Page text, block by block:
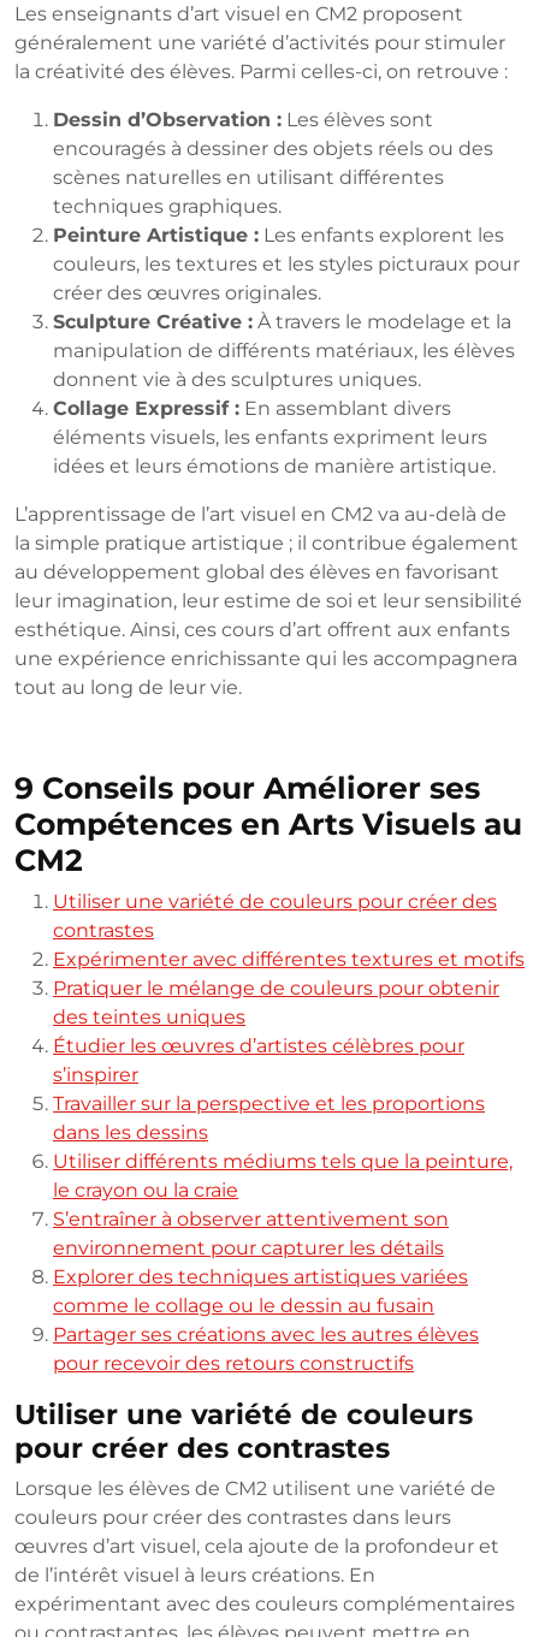
Les enseignants d’art visuel en CM2 proposent
généralement une variété d’activités pour stimuler
la créativité des élèves. Parmi celles-ci, on retrouve :
Dessin d’Observation : Les élèves sont
encouragés à dessiner des objets réels ou des
scènes naturelles en utilisant différentes
techniques graphiques.
Peinture Artistique : Les enfants explorent les
couleurs, les textures et les styles picturaux pour
créer des œuvres originales.
Sculpture Créative : À travers le modelage et la
manipulation de différents matériaux, les élèves
donnent vie à des sculptures uniques.
Collage Expressif : En assemblant divers
éléments visuels, les enfants expriment leurs
idées et leurs émotions de manière artistique.
L’apprentissage de l’art visuel en CM2 va au-delà de
la simple pratique artistique ; il contribue également
au développement global des élèves en favorisant
leur imagination, leur estime de soi et leur sensibilité
esthétique. Ainsi, ces cours d’art offrent aux enfants
une expérience enrichissante qui les accompagnera
tout au long de leur vie.
9 Conseils pour Améliorer ses
Compétences en Arts Visuels au
CM2
Utiliser une variété de couleurs pour créer des
contrastes
Expérimenter avec différentes textures et motifs
Pratiquer le mélange de couleurs pour obtenir
des teintes uniques
Étudier les œuvres d’artistes célèbres pour
s’inspirer
Travailler sur la perspective et les proportions
dans les dessins
Utiliser différents médiums tels que la peinture,
le crayon ou la craie
S’entraîner à observer attentivement son
environnement pour capturer les détails
Explorer des techniques artistiques variées
comme le collage ou le dessin au fusain
Partager ses créations avec les autres élèves
pour recevoir des retours constructifs
Utiliser une variété de couleurs
pour créer des contrastes
Lorsque les élèves de CM2 utilisent une variété de
couleurs pour créer des contrastes dans leurs
œuvres d’art visuel, cela ajoute de la profondeur et
de l’intérêt visuel à leurs créations. En
expérimentant avec des couleurs complémentaires